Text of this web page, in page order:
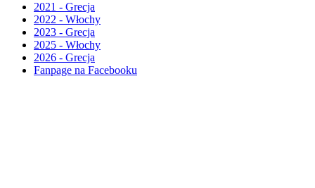
2021 - Grecja
2022 - Włochy
2023 - Grecja
2025 - Włochy
2026 - Grecja
Fanpage na Facebooku